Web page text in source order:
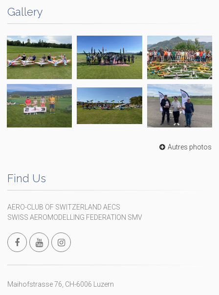
Gallery
Autres photos
Find Us
AERO-CLUB OF SWITZERLAND AECS
SWISS AEROMODELLING FEDERATION SMV
Maihofstrasse 76, CH-6006 Luzern